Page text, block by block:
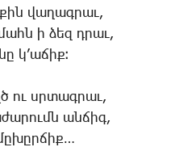
վա­ղագ­րաւ,
ի ձեզ դրաւ,
կ­’ա­ճիք։
ու սրտագ­րաւ,
ան­ճիգ,
մը­խըր­ճիք…